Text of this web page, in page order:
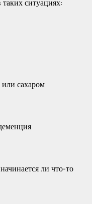
ситуациях:
или сахаром
ли что-то